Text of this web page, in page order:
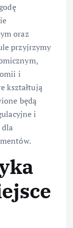
oraz
przyjrzymy
i
kształtują
będą
i
dla